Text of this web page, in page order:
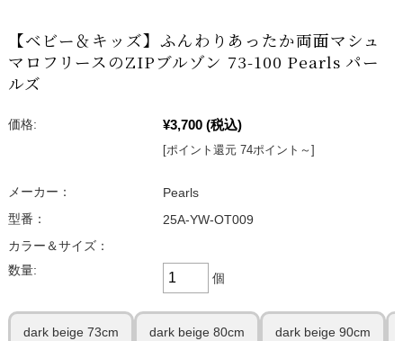
【ベビー＆キッズ】ふんわりあったか両面マシュ
マロフリースのZIPブルゾン 73-100 Pearls パー
ルズ
価格: ¥3,700 (税込)
[ポイント還元 74ポイント～]
メーカー：
Pearls
型番：
25A-YW-OT009
カラー＆サイズ：
数量:
個
dark beige 73cm dark beige 80cm dark beige 90cm